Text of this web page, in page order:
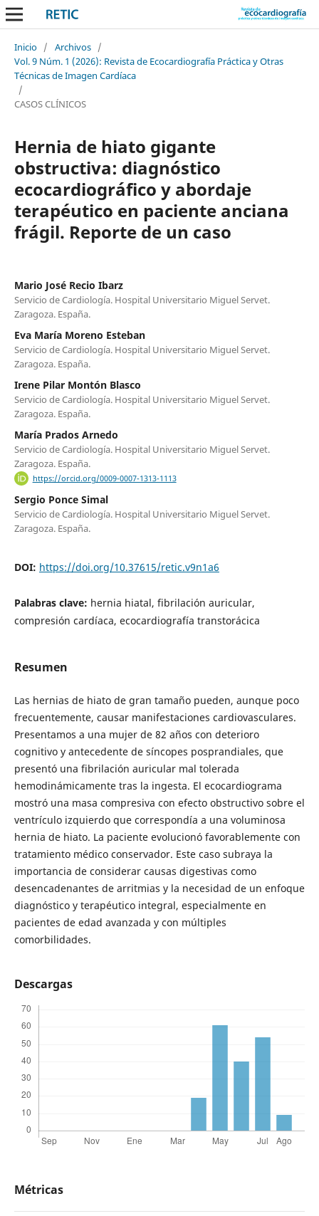
Inicio / Archivos /
Vol. 9 Núm. 1 (2026): Revista de Ecocardiografía Práctica y Otras
Técnicas de Imagen Cardíaca
/
CASOS CLÍNICOS
Hernia de hiato gigante
obstructiva: diagnóstico
ecocardiográfico y abordaje
terapéutico en paciente anciana
frágil. Reporte de un caso
Mario José Recio Ibarz
Servicio de Cardiología. Hospital Universitario Miguel Servet.
Zaragoza. España.
Eva María Moreno Esteban
Servicio de Cardiología. Hospital Universitario Miguel Servet.
Zaragoza. España.
Irene Pilar Montón Blasco
Servicio de Cardiología. Hospital Universitario Miguel Servet.
Zaragoza. España.
María Prados Arnedo
Servicio de Cardiología. Hospital Universitario Miguel Servet.
Zaragoza. España.
https://orcid.org/0009-0007-1313-1113
Sergio Ponce Simal
Servicio de Cardiología. Hospital Universitario Miguel Servet.
Zaragoza. España.
DOI: https://doi.org/10.37615/retic.v9n1a6
Palabras clave: hernia hiatal, fibrilación auricular,
compresión cardíaca, ecocardiografía transtorácica
Resumen
Las hernias de hiato de gran tamaño pueden, aunque poco
frecuentemente, causar manifestaciones cardiovasculares.
Presentamos a una mujer de 82 años con deterioro
cognitivo y antecedente de síncopes posprandiales, que
presentó una fibrilación auricular mal tolerada
hemodinámicamente tras la ingesta. El ecocardiograma
mostró una masa compresiva con efecto obstructivo sobre el
ventrículo izquierdo que correspondía a una voluminosa
hernia de hiato. La paciente evolucionó favorablemente con
tratamiento médico conservador. Este caso subraya la
importancia de considerar causas digestivas como
desencadenantes de arritmias y la necesidad de un enfoque
diagnóstico y terapéutico integral, especialmente en
pacientes de edad avanzada y con múltiples
comorbilidades.
Descargas
Métricas